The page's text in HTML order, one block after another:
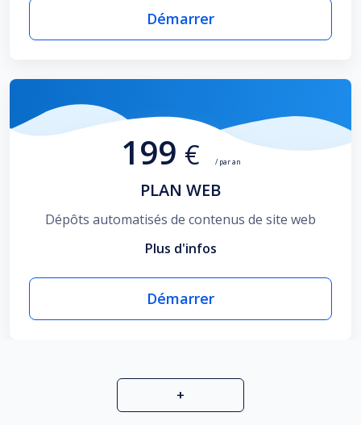
Démarrer
199 € / par an
PLAN WEB
Dépôts automatisés de contenus de site web
Plus d'infos
Démarrer
+